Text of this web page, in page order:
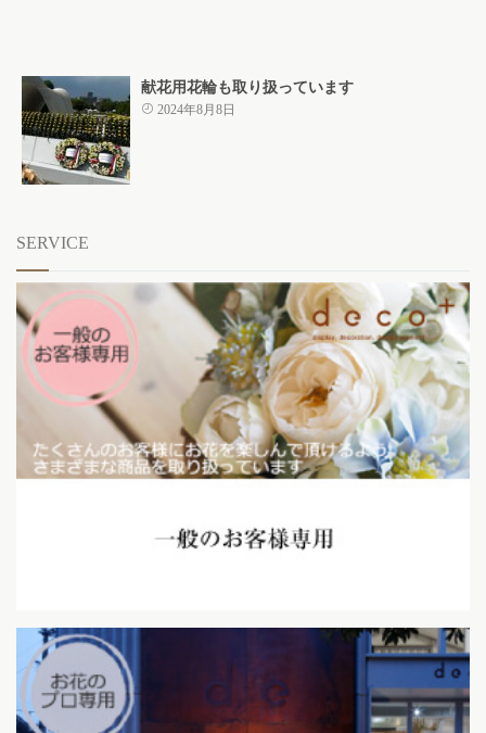
献花用花輪も取り扱っています
2024年8月8日
SERVICE